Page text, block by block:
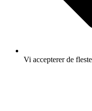
Vi accepterer de